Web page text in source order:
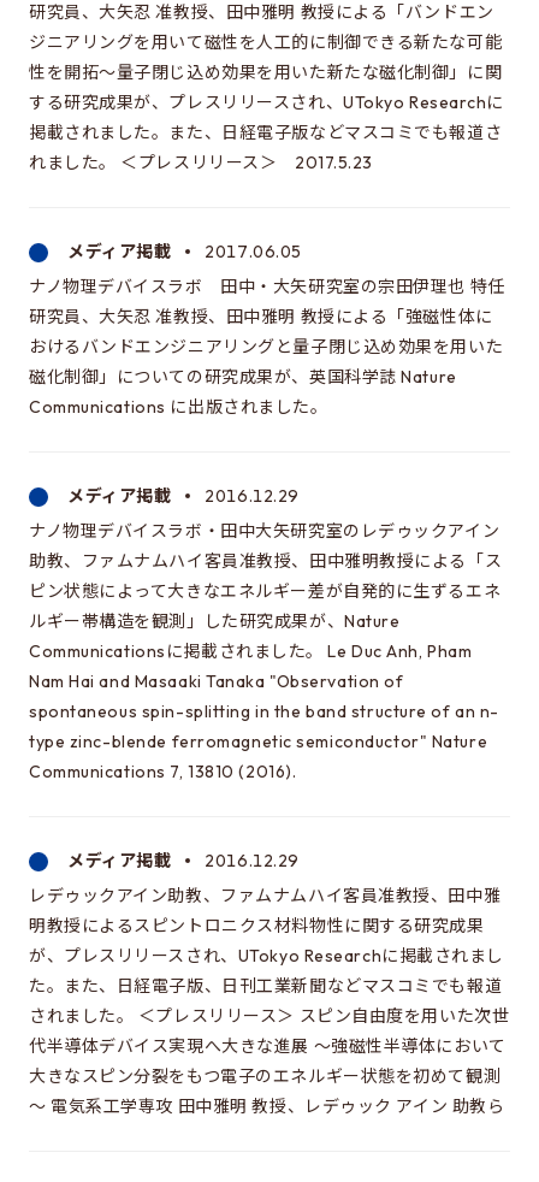
同窓会のページ
電気系事務室
関連組織のリンク
アクセス
サイト情報
これは大学院のサイトです
EEIC（学部）はこちら
研究員、大矢忍 准教授、田中雅明 教授による「バンドエン
ジニアリングを用いて磁性を人工的に制御できる新たな可能
性を開拓～量子閉じ込め効果を用いた新たな磁化制御」に関
する研究成果が、プレスリリースされ、UTokyo Researchに
掲載されました。また、日経電子版などマスコミでも報道さ
れました。 ＜プレスリリース＞ 2017.5.23
メディア掲載
2017.06.05
ナノ物理デバイスラボ 田中・大矢研究室の宗田伊理也 特任
研究員、大矢忍 准教授、田中雅明 教授による「強磁性体に
おけるバンドエンジニアリングと量子閉じ込め効果を用いた
磁化制御」についての研究成果が、英国科学誌 Nature
Communications に出版されました。
メディア掲載
2016.12.29
ナノ物理デバイスラボ・田中大矢研究室のレデゥックアイン
助教、ファムナムハイ客員准教授、田中雅明教授による「ス
ピン状態によって大きなエネルギー差が自発的に生ずるエネ
ルギー帯構造を観測」した研究成果が、Nature
Communicationsに掲載されました。 Le Duc Anh, Pham
Nam Hai and Masaaki Tanaka "Observation of
spontaneous spin-splitting in the band structure of an n-
type zinc-blende ferromagnetic semiconductor" Nature
Communications 7, 13810 (2016).
メディア掲載
2016.12.29
レデゥックアイン助教、ファムナムハイ客員准教授、田中雅
明教授によるスピントロニクス材料物性に関する研究成果
が、プレスリリースされ、UTokyo Researchに掲載されまし
た。また、日経電子版、日刊工業新聞などマスコミでも報道
されました。 ＜プレスリリース＞ スピン自由度を用いた次世
代半導体デバイス実現へ大きな進展 ～強磁性半導体において
大きなスピン分裂をもつ電子のエネルギー状態を初めて観測
～ 電気系工学専攻 田中雅明 教授、レデゥック アイン 助教ら